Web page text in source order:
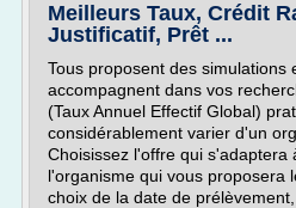
Meilleurs Taux, Crédit
Justificatif, Prêt ...
Tous proposent des simulations
accompagnent dans vos
(Taux Annuel Effectif Global)
considérablement varier d'un
Choisissez l'offre qui s'adaptera
l'organisme qui vous proposera
choix de la date de